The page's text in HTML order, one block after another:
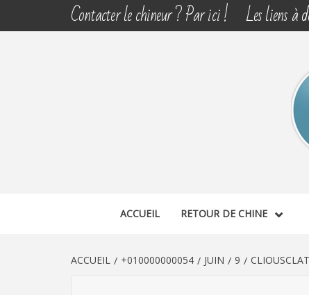
Contacter le chineur ? Par ici ! Les liens à
ACCUEIL RETOUR DE CHINE
ACCUEIL +010000000054 JUIN 9